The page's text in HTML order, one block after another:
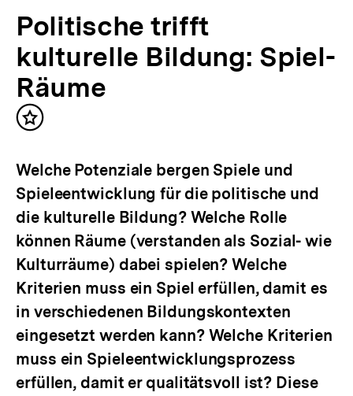
Politische trifft
kulturelle Bildung: Spiel-
Räume
Inhalt
Welche Potenziale bergen Spiele und
Spieleentwicklung für die politische und
die kulturelle Bildung? Welche Rolle
können Räume (verstanden als Sozial- wie
Kulturräume) dabei spielen? Welche
Kriterien muss ein Spiel erfüllen, damit es
in verschiedenen Bildungskontexten
eingesetzt werden kann? Welche Kriterien
muss ein Spieleentwicklungsprozess
erfüllen, damit er qualitätsvoll ist? Diese